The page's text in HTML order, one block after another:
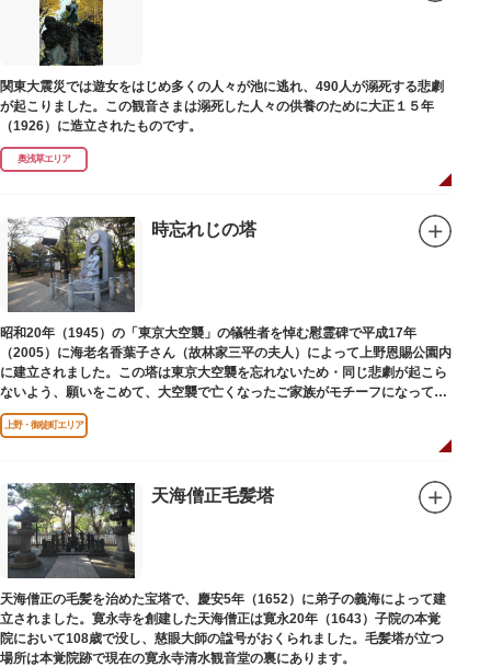
関東大震災では遊女をはじめ多くの人々が池に逃れ、490人が溺死する悲劇
が起こりました。この観音さまは溺死した人々の供養のために大正１５年
（1926）に造立されたものです。
奥浅草エリア
時忘れじの塔
昭和20年（1945）の「東京大空襲」の犠牲者を悼む慰霊碑で平成17年
（2005）に海老名香葉子さん（故林家三平の夫人）によって上野恩賜公園内
に建立されました。この塔は東京大空襲を忘れないため・同じ悲劇が起こら
ないよう、願いをこめて、大空襲で亡くなったご家族がモチーフになってい
る平和祈念母子像・時計塔です。
上野・御徒町エリア
天海僧正毛髪塔
天海僧正の毛髪を治めた宝塔で、慶安5年（1652）に弟子の義海によって建
立されました。寛永寺を創建した天海僧正は寛永20年（1643）子院の本覚
院において108歳で没し、慈眼大師の諡号がおくられました。毛髪塔が立つ
場所は本覚院跡で現在の寛永寺清水観音堂の裏にあります。